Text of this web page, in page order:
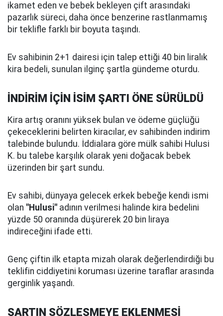
ikamet eden ve bebek bekleyen çift arasındaki
pazarlık süreci, daha önce benzerine rastlanmamış
bir teklifle farklı bir boyuta taşındı.
Ev sahibinin 2+1 dairesi için talep ettiği 40 bin liralık
kira bedeli, sunulan ilginç şartla gündeme oturdu.
İNDİRİM İÇİN İSİM ŞARTI ÖNE SÜRÜLDÜ
Kira artış oranını yüksek bulan ve ödeme güçlüğü
çekeceklerini belirten kiracılar, ev sahibinden indirim
talebinde bulundu. İddialara göre mülk sahibi Hulusi
K. bu talebe karşılık olarak yeni doğacak bebek
üzerinden bir şart sundu.
Ev sahibi, dünyaya gelecek erkek bebeğe kendi ismi
olan "Hulusi" adının verilmesi halinde kira bedelini
yüzde 50 oranında düşürerek 20 bin liraya
indireceğini ifade etti.
Genç çiftin ilk etapta mizah olarak değerlendirdiği bu
teklifin ciddiyetini koruması üzerine taraflar arasında
gerginlik yaşandı.
ŞARTIN SÖZLEŞMEYE EKLENMESİ